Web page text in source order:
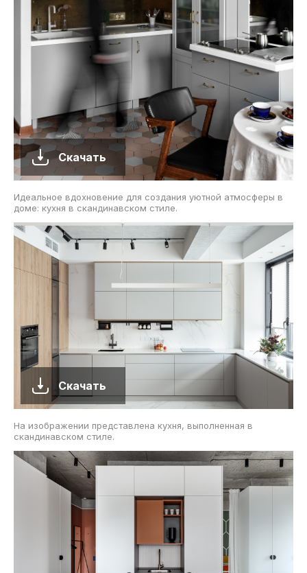
Скачать
Идеальное вдохновение для создания уютной атмосферы в
доме: кухня в скандинавском стиле.
Скачать
На изображении представлена кухня, выполненная в
скандинавском стиле.